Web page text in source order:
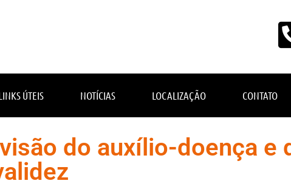
ÚTEIS NOTÍCIAS LOCALIZAÇÃO CONTATO
do auxílio-doença e